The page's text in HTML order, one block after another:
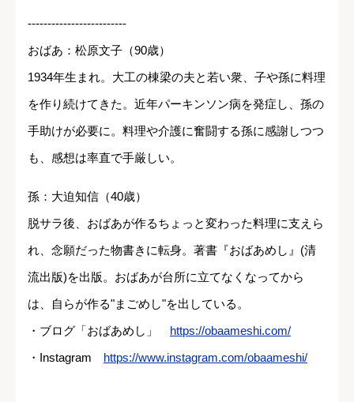
-------------------------
おばあ：松原文子（90歳）
1934年生まれ。大工の棟梁の夫と若い衆、子や孫に料理
を作り続けてきた。近年パーキンソン病を発症し、孫の
手助けが必要に。料理や介護に奮闘する孫に感謝しつつ
も、感想は率直で手厳しい。
孫：大迫知信（40歳）
脱サラ後、おばあが作るちょっと変わった料理に支えら
れ、念願だった物書きに転身。著書『おばあめし』(清
流出版)を出版。おばあが台所に立てなくなってから
は、自らが作る"まごめし"を出している。
・ブログ「おばあめし」 https://obaameshi.com/
・Instagram https://www.instagram.com/obaameshi/